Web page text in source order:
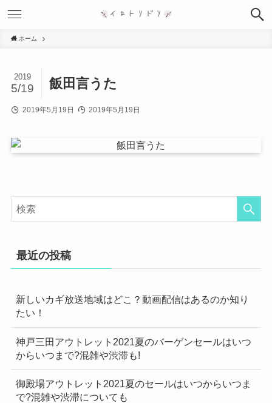
ホーム
飯田言うた
2019
5/19
2019年5月19日 2019年5月19日
最近の投稿
新しいカギ放送地域はどこ？動画配信はあるのか知り
たい！
神戸三田アウトレット2021夏のバーゲンセールはいつ
からいつまで?混雑や渋滞も!
御殿場アウトレット2021夏のセールはいつからいつま
で?混雑や渋滞についても